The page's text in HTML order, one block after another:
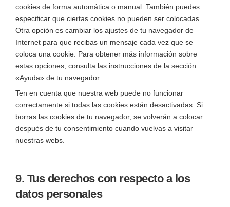
cookies de forma automática o manual. También puedes
especificar que ciertas cookies no pueden ser colocadas.
Otra opción es cambiar los ajustes de tu navegador de
Internet para que recibas un mensaje cada vez que se
coloca una cookie. Para obtener más información sobre
estas opciones, consulta las instrucciones de la sección
«Ayuda» de tu navegador.
Ten en cuenta que nuestra web puede no funcionar
correctamente si todas las cookies están desactivadas. Si
borras las cookies de tu navegador, se volverán a colocar
después de tu consentimiento cuando vuelvas a visitar
nuestras webs.
9. Tus derechos con respecto a los
datos personales